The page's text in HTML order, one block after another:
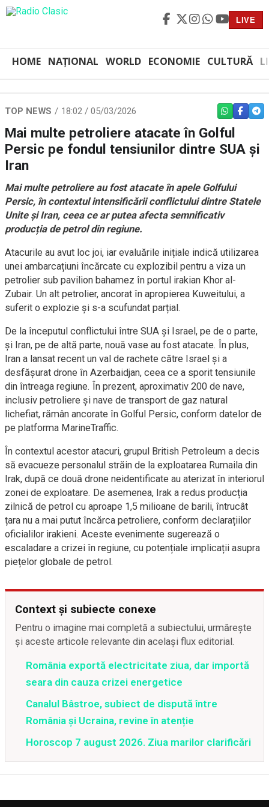
LIVE
HOME NAȚIONAL WORLD ECONOMIE CULTURĂ
TOP NEWS 18:02 / 05/03/2026 WHATSAPP
Mai multe petroliere atacate în Golful
Persic pe fondul tensiunilor dintre SUA și
Iran
Mai multe petroliere au fost atacate în apele Golfului
Persic, în contextul intensificării conflictului dintre Statele
Unite și Iran, ceea ce ar putea afecta semnificativ
producția de petrol din regiune.
Atacurile au avut loc joi, iar evaluările inițiale indică utilizarea
unei ambarcațiuni încărcate cu explozibil pentru a viza un
petrolier sub pavilion bahamez în portul irakian Khor al-
Zubair. Un alt petrolier, ancorat în apropierea Kuweitului, a
suferit o explozie și s-a scufundat parțial.
De la începutul conflictului între SUA și Israel, pe de o parte,
și Iran, pe de altă parte, nouă vase au fost atacate. În plus,
Iran a lansat recent un val de rachete către Israel și a
desfășurat drone în Azerbaidjan, ceea ce a sporit tensiunile
din întreaga regiune. În prezent, aproximativ 200 de nave,
inclusiv petroliere și nave de transport de gaz natural
lichefiat, rămân ancorate în Golful Persic, conform datelor de
pe platforma MarineTraffic.
În contextul acestor atacuri, grupul British Petroleum a decis
să evacueze personalul străin de la exploatarea Rumaila din
Irak, după ce două drone neidentificate au aterizat în interiorul
zonei de exploatare. De asemenea, Irak a redus producția
zilnică de petrol cu aproape 1,5 milioane de barili, întrucât
țara nu a mai putut încărca petroliere, conform declarațiilor
oficialilor irakieni. Aceste evenimente sugerează o
escaladare a crizei în regiune, cu potențiale implicații asupra
piețelor globale de petrol.
Context și subiecte conexe
Pentru o imagine mai completă a subiectului, urmărește
și aceste articole relevante din același flux editorial.
România exportă electricitate ziua, dar importă
seara din cauza crizei energetice
Canalul Bâstroe, subiect de dispută între
România și Ucraina, revine în atenție
Horoscop 7 august 2026. Ziua marilor clarificări